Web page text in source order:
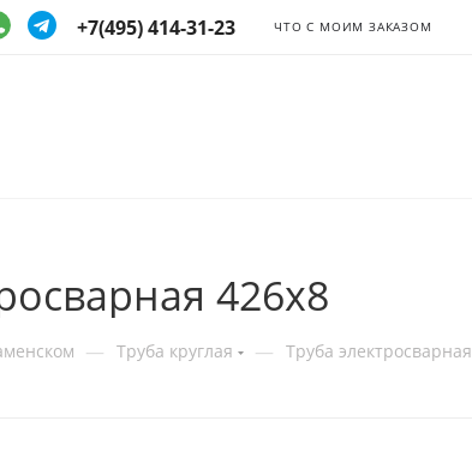
+7(495) 414-31-23 ЧТО С МОИМ ЗАКАЗОМ
426x8
— Труба круглая — Труба электросварная